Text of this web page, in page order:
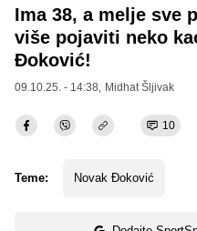
Ima 38, a melje sve
više pojaviti neko
Đoković!
09.10.25. - 14:38, Midhat Šljivak
10
Teme: Novak Đoković